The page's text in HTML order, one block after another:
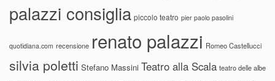
palazzi consiglia piccolo teatro pier paolo pasolini
quotidiana.com recensione renato palazzi Romeo Castellucci
silvia poletti Stefano Massini Teatro alla Scala teatro delle albe